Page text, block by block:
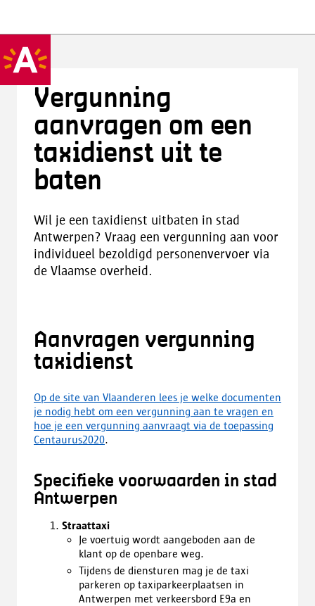
Vergunning
aanvragen om een
taxidienst uit te
baten
Wil je een taxidienst uitbaten in stad
Antwerpen? Vraag een vergunning aan voor
individueel bezoldigd personenvervoer via
de Vlaamse overheid.
Aanvragen vergunning
taxidienst
Op de site van Vlaanderen lees je welke documenten
je nodig hebt om een vergunning aan te vragen en
hoe je een vergunning aanvraagt via de toepassing
Centaurus2020.
Specifieke voorwaarden in stad
Antwerpen
Straattaxi
Je voertuig wordt aangeboden aan de
klant op de openbare weg.
Tijdens de diensturen mag je de taxi
parkeren op taxiparkeerplaatsen in
Antwerpen met verkeersbord E9a en